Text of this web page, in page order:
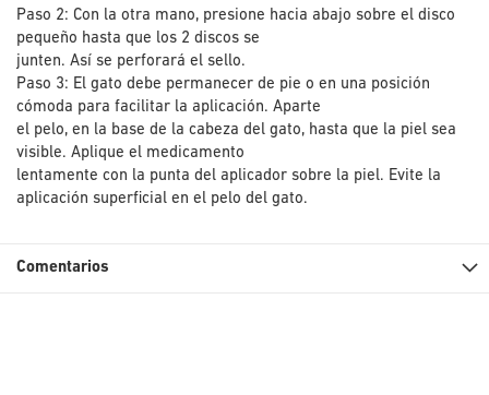
Paso 2: Con la otra mano, presione hacia abajo sobre el disco
pequeño hasta que los 2 discos se
junten. Así se perforará el sello.
Paso 3: El gato debe permanecer de pie o en una posición
cómoda para facilitar la aplicación. Aparte
el pelo, en la base de la cabeza del gato, hasta que la piel sea
visible. Aplique el medicamento
lentamente con la punta del aplicador sobre la piel. Evite la
aplicación superficial en el pelo del gato.
Comentarios